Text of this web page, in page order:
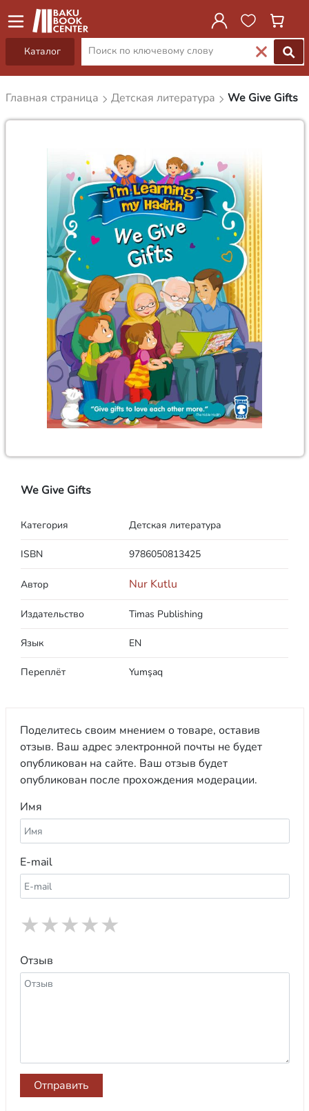
Каталог
Главная страница Детская литература We Give Gifts
We Give Gifts
Категория Детская литература
ISBN 9786050813425
Автор Nur Kutlu
Издательство Timas Publishing
Язык EN
Переплёт Yumşaq
Поделитесь своим мнением о товаре, оставив
отзыв. Ваш адрес электронной почты не будет
опубликован на сайте. Ваш отзыв будет
опубликован после прохождения модерации.
Имя
E-mail
★
★
★
★
★
Отзыв
Отправить